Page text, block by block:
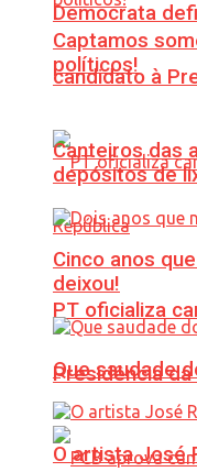
Democrata
candidato à
PT oficializa
Presidência da
Captamos
políticos!
Canteiros das
depósitos de
Cinco anos
deixou!
Que saudade
O artista José